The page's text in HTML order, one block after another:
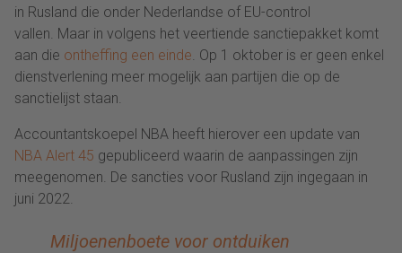
in Rusland die onder Nederlandse of EU-control
vallen. Maar in volgens het veertiende sanctiepakket komt
aan die ontheffing een einde . Op 1 oktober is er geen enkel
dienstverlening meer mogelijk aan partijen die op de
sanctielijst staan.
Accountantskoepel NBA heeft hierover een update van
NBA Alert 45 gepubliceerd waarin de aanpassingen zijn
meegenomen. De sancties voor Rusland zijn ingegaan in
juni 2022.
Miljoenenboete voor ontduiken